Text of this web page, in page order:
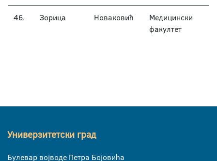
46. Зорица Новаковић
Медицински
факултет
Универзитетски град
Булевар војводе Петра Бојовића